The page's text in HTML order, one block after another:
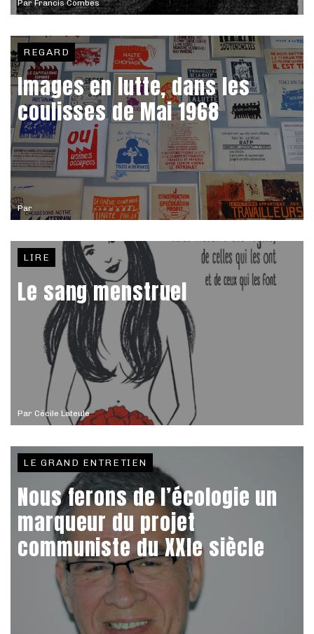
ParFrancis Combes
Par
REGARD
Images en lutte, dans les
coulisses de Mai 1968
Par Cécile Lateule
LIRE
Le sang menstruel
LE GRAND ENTRETIEN
Nous ferons de l’écologie un
marqueur du projet
communiste du XXIe siècle